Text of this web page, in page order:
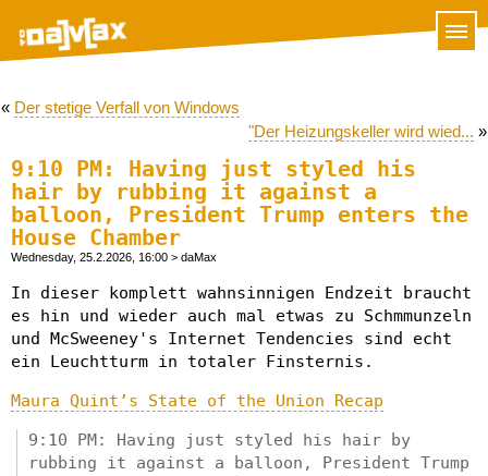
« Der stetige Verfall von Windows
"Der Heizungskeller wird wied... »
9:10 PM: Having just styled his
hair by rubbing it against a
balloon, President Trump enters the
House Chamber
Wednesday, 25.2.2026, 16:00 > daMax
In dieser komplett wahnsinnigen Endzeit braucht
es hin und wieder auch mal etwas zu Schmmunzeln
und McSweeney's Internet Tendencies sind echt
ein Leuchtturm in totaler Finsternis.
Maura Quint’s State of the Union Recap
9:10 PM: Having just styled his hair by
rubbing it against a balloon, President Trump